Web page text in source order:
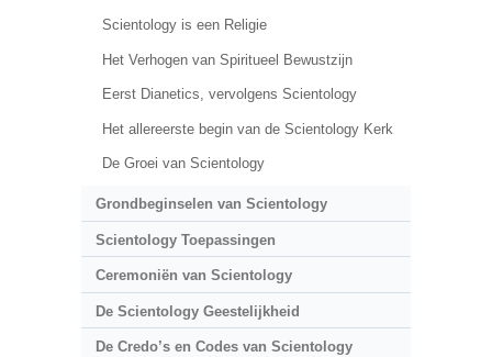
Scientology is een Religie
Het Verhogen van Spiritueel Bewustzijn
Eerst Dianetics, vervolgens Scientology
Het allereerste begin van de Scientology Kerk
De Groei van Scientology
Grondbeginselen van Scientology
Scientology Toepassingen
Ceremoniën van Scientology
De Scientology Geestelijkheid
De Credo’s en Codes van Scientology